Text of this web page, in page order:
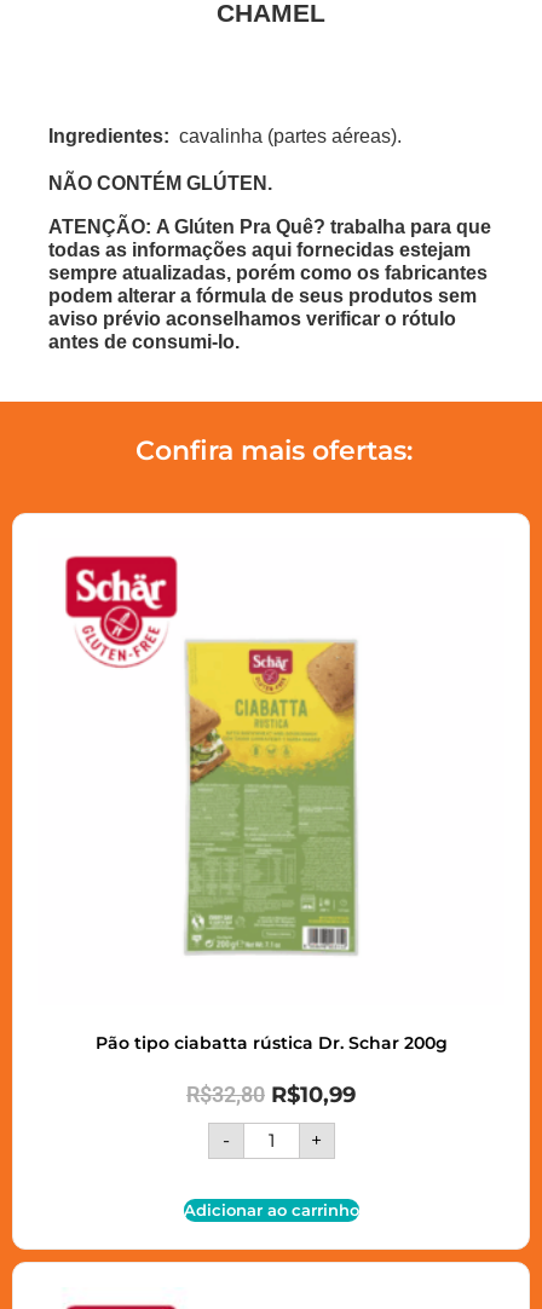
CHAMEL
Ingredientes: cavalinha (partes aéreas).
NÃO CONTÉM GLÚTEN.
ATENÇÃO: A Glúten Pra Quê? trabalha para que
todas as informações aqui fornecidas estejam
sempre atualizadas, porém como os fabricantes
podem alterar a fórmula de seus produtos sem
aviso prévio aconselhamos verificar o rótulo
antes de consumi-lo.
Confira mais ofertas:
Pão tipo ciabatta rústica Dr. Schar 200g
R$32,80 R$10,99
- +
Adicionar ao carrinho